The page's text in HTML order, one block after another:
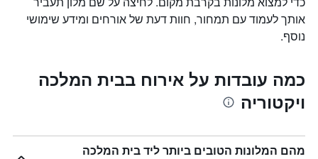
אותך לעמוד עם תמחור, חוות דעת של אורחים ומידע שימושי
נוסף.
כמה עובדות על אירוח בבית המלכה
ויקטוריה
מהם המלונות הטובים ביותר ליד בית המלכה